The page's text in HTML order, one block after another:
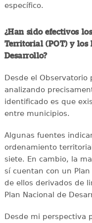
específico.
¿Han sido efectivos
Territorial (POT) y los
Desarrollo?
Desde el Observatorio
analizando
identificado es que
entre municipios.
Algunas fuentes
ordenamiento
siete. En cambio, la
sí cuentan con un
de ellos derivados de
Plan Nacional de
Desde mi perspectiva